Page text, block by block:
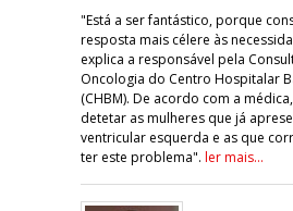
"Está a ser fantástico, porque
resposta mais célere às
explica a responsável pela
Oncologia do Centro Hospitalar
(CHBM). De acordo com a
detetar as mulheres que já
ventricular esquerda e as que
ter este problema". ler mais...